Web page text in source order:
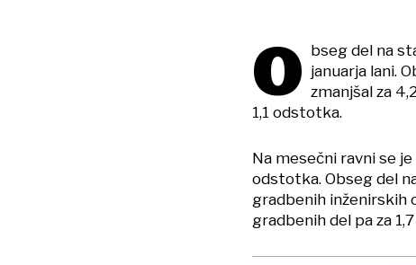
O bseg del na
januarja lani.
zmanjšal za
1,1 odstotka.
Na mesečni ravni se
odstotka. Obseg del
gradbenih inženirskih
gradbenih del pa za